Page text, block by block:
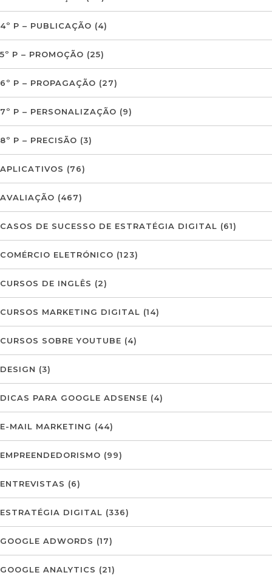
4º P – PUBLICAÇÃO (4)
5º P – PROMOÇÃO (25)
6º P – PROPAGAÇÃO (27)
7º P – PERSONALIZAÇÃO (9)
8º P – PRECISÃO (3)
APLICATIVOS (76)
AVALIAÇÃO (467)
CASOS DE SUCESSO DE ESTRATÉGIA DIGITAL (61)
COMÉRCIO ELETRÓNICO (123)
CURSOS DE INGLÊS (2)
CURSOS MARKETING DIGITAL (14)
CURSOS SOBRE YOUTUBE (4)
DESIGN (3)
DICAS PARA GOOGLE ADSENSE (4)
E-MAIL MARKETING (44)
EMPREENDEDORISMO (99)
ENTREVISTAS (6)
ESTRATÉGIA DIGITAL (336)
GOOGLE ADWORDS (17)
GOOGLE ANALYTICS (21)